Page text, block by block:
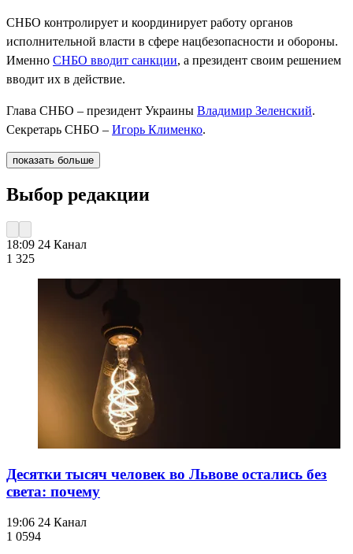
СНБО контролирует и координирует работу органов
исполнительной власти в сфере нацбезопасности и обороны.
Именно СНБО вводит санкции, а президент своим решением
вводит их в действие.
Глава СНБО – президент Украины Владимир Зеленский.
Секретарь СНБО – Игорь Клименко.
показать больше
Выбор редакции
18:09 24 Канал
1 325
Десятки тысяч человек во Львове остались без
света: почему
19:06 24 Канал
1 0594